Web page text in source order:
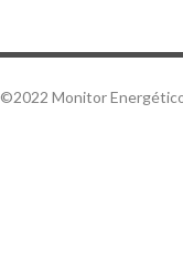
©2022 Monitor